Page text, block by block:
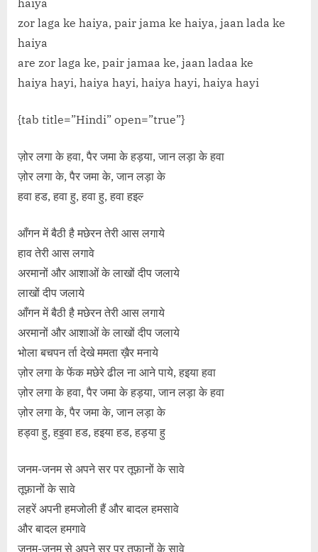
zor laga ke haiya, pair jama ke haiya, jaan lada ke
haiya
are zor laga ke, pair jamaa ke, jaan ladaa ke
haiya hayi, haiya hayi, haiya hayi, haiya hayi
{tab title=”Hindi” open=”true”}
ज़ोर लगा के हवा, पैर जमा के हड़या, जान लड़ा के हवा
ज़ोर लगा के, पैर जमा के, जान लड़ा के
हवा हड, हवा हु, हवा हु, हवा हइल्‍
आँगन में बैठी है मछेरन तेरी आस लगाये
हाव तेरी आस लगावे
अरमानों और आशाओं के लाखों दीप जलाये
लाखों दीप जलाये
आँगन में बैठी है मछेरन तेरी आस लगाये
अरमानों और आशाओं के लाखों दीप जलाये
भोला बचपन र्ता देखे ममता ख़ैर मनाये
ज़ोर लगा के फेंक मछेरे ढील ना आने पाये, हइया हवा
ज़ोर लगा के हवा, पैर जमा के हड़या, जान लड़ा के हवा
ज़ोर लगा के, पैर जमा के, जान लड़ा के
हड्वा हु, हइ॒वा हड, हइया हड, हड़या हु
जनम-जनम से अपने सर पर तूफ़ानों के सावे
तूफ़ानों के सावे
लहरें अपनी हमजोली हैं और बादल हमसावे
और बादल हमगावे
जनम-जनम से अपने सर पर तूफ़ानों के सावे